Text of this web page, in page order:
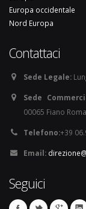
Europa occidentale
Nord Europa
Contattaci
Sede Legale:
Sede
00065 Fiano
Telefono:+39
Email:
Seguici